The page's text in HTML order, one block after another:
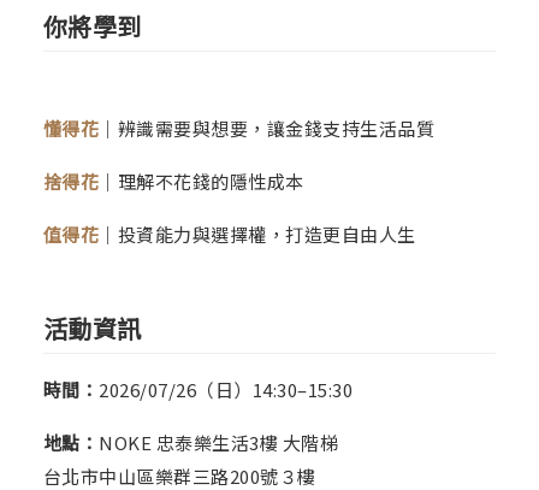
你將學到
懂得花 ｜辨識需要與想要，讓金錢支持生活品質
捨得花 ｜理解不花錢的隱性成本
值得花 ｜投資能力與選擇權，打造更自由人生
活動資訊
時間： 2026/07/26（日）14:30–15:30
地點： NOKE 忠泰樂生活3樓 大階梯
台北市中山區樂群三路200號３樓